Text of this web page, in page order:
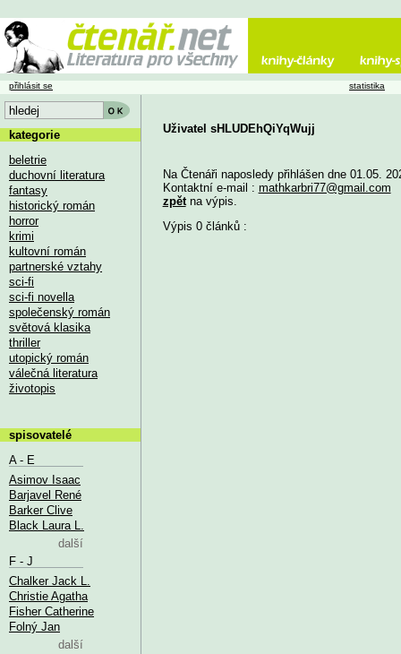
Uživatel sHLUDEhQiYqWujj
Na Čtenáři naposledy přihlášen dne 01.05.
Kontaktní e-mail : mathkarbri77@gmail.com
zpětna výpis.
Výpis 0 článků :
přihlásit se statistika
kategorie
beletrie
duchovní literatura
fantasy
historický román
horror
krimi
kultovní román
partnerské vztahy
sci-fi
sci-fi novella
společenský román
světová klasika
thriller
utopický román
válečná literatura
životopis
spisovatelé
A - E
Asimov Isaac
Barjavel René
Barker Clive
Black Laura L.
další
F - J
Chalker Jack L.
Christie Agatha
Fisher Catherine
Folný Jan
další